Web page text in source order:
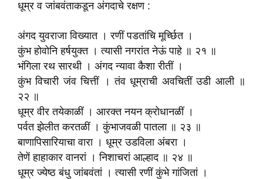
धूम्र व जांबवंताकडून अंगदाचे रक्षण :
अंगद युवराजा विख्यात । रणीं पडतांचि मूर्च्छित ।
कुंभ होवोनि हर्षयुक्त । त्यासी नगरांत नेऊं पाहे ॥ २१ ॥
भंगिला रथ सारथी । अंगद न्यावा कैशा रीतीं ।
कुंभ विचारी जंव चित्तीं । तंव धूम्राची अवचितीं उडी आली ॥
२२ ॥
धूम्र वीर तयेकाळीं । आरक्त नयन क्रोधानळीं ।
पर्वत झेलीत करतळीं । कुंभाजवळी पातला ॥ २३ ॥
बाणापिसारियाचा वारा । धूम्र उडविला अंबरा ।
तेणें हाहाकार वानरां । निशाचरां आल्हाद ॥ २४ ॥
धूम्र ज्येष्ठ बंधु जांबवंतां । त्यासी रणीं कुंभे गांजितां ।